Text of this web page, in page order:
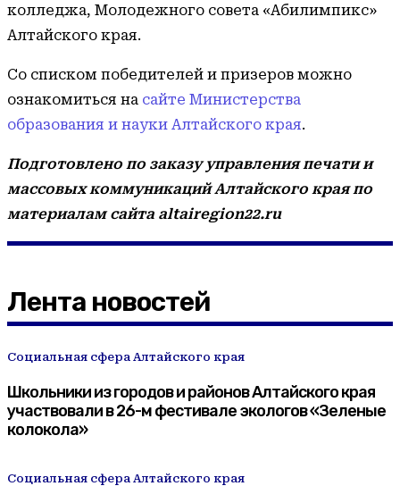
колледжа, Молодежного совета «Абилимпикс»
Алтайского края.
Со списком победителей и призеров можно
ознакомиться на сайте Министерства
образования и науки Алтайского края.
Подготовлено по заказу управления печати и
массовых коммуникаций Алтайского края по
материалам сайта altairegion22.ru
Лента новостей
Социальная сфера Алтайского края
Школьники из городов и районов Алтайского края
участвовали в 26-м фестивале экологов «Зеленые
колокола»
Социальная сфера Алтайского края